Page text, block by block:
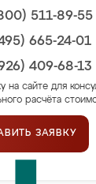
511-89-55
665-24-01
409-68-13
на сайте для
расчёта
ЗАЯВКУ